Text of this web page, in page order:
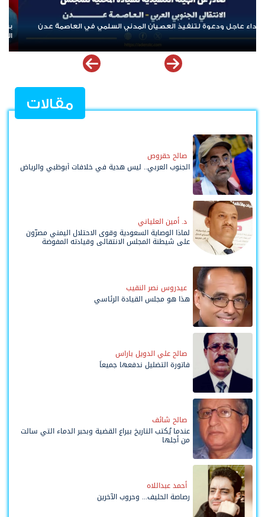
بن لسود: الفارق بين حادثتي الخشعة والرويك يعكس تميز العقيدة
القتالية والثبات المعنوي للقوات الجنوبية
مقالات
صالح حقروص
الجنوب العربي.. ليس هدية في خلافات أبوظبي والرياض
د. أمين العلياني
لماذا الوصاية السعودية وقوى الاحتلال اليمني مصرّون
على شيطنة المجلس الانتقالي وقيادته المفوضة
عيدروس نصر النقيب
هذا هو مجلس القيادة الرئاسي
صالح علي الدويل باراس
فاتورة التضليل ندفعها جميعاً
صالح شائف
عندما يُكتب التاريخ بيراع القضية وبحبر الدماء التي سالت
من أجلها
أحمد عبداللاه
رصاصة الحليف... وحروب الآخرين